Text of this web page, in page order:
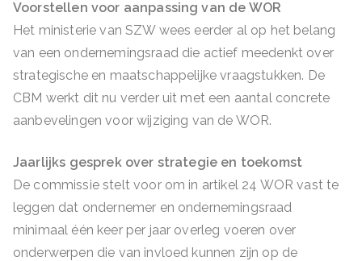
Voorstellen voor aanpassing van de WOR
Het ministerie van SZW wees eerder al op het belang
van een ondernemingsraad die actief meedenkt over
strategische en maatschappelijke vraagstukken. De
CBM werkt dit nu verder uit met een aantal concrete
aanbevelingen voor wijziging van de WOR.
Jaarlijks gesprek over strategie en toekomst
De commissie stelt voor om in artikel 24 WOR vast te
leggen dat ondernemer en ondernemingsraad
minimaal één keer per jaar overleg voeren over
onderwerpen die van invloed kunnen zijn op de